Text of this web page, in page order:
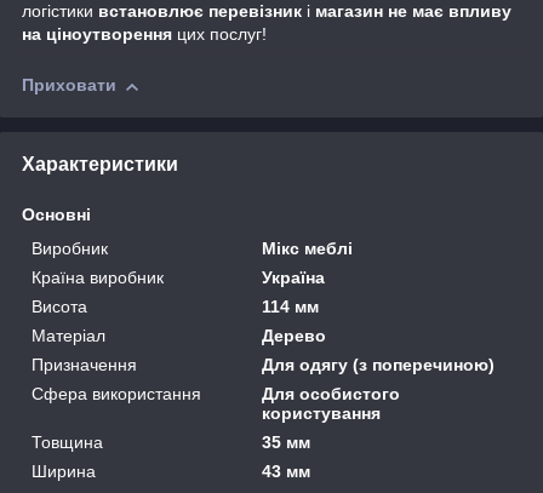
логістики встановлює перевізник і магазин не має впливу
на ціноутворення цих послуг!
Приховати
Характеристики
Основні
Виробник
Мікс меблі
Країна виробник
Україна
Висота
114 мм
Матеріал
Дерево
Призначення
Для одягу (з поперечиною)
Сфера використання
Для особистого
користування
Товщина
35 мм
Ширина
43 мм